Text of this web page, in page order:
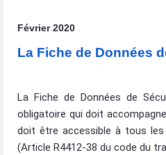
Février 2020
La Fiche de Données
La Fiche de Données de
obligatoire qui doit
doit être accessible à tous
(Article R4412-38 du code du